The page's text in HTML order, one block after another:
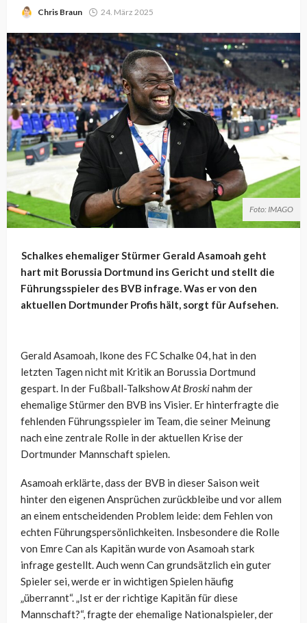
Chris Braun 24. März 2025
Foto: IMAGO
Schalkes ehemaliger Stürmer Gerald Asamoah geht
hart mit Borussia Dortmund ins Gericht und stellt die
Führungsspieler des BVB infrage. Was er von den
aktuellen Dortmunder Profis hält, sorgt für Aufsehen.
Gerald Asamoah, Ikone des FC Schalke 04, hat in den
letzten Tagen nicht mit Kritik an Borussia Dortmund
gespart. In der Fußball-TalkshowAt Broskinahm der
ehemalige Stürmer den BVB ins Visier. Er hinterfragte die
fehlenden Führungsspieler im Team, die seiner Meinung
nach eine zentrale Rolle in der aktuellen Krise der
Dortmunder Mannschaft spielen.
Asamoah erklärte, dass der BVB in dieser Saison weit
hinter den eigenen Ansprüchen zurückbleibe und vor allem
an einem entscheidenden Problem leide: dem Fehlen von
echten Führungspersönlichkeiten. Insbesondere die Rolle
von EmreCan als Kapitän wurde von Asamoah stark
infrage gestellt. Auch wenn Can grundsätzlich ein guter
Spieler sei, werde er in wichtigen Spielen häufig
„überrannt“. „Ist er der richtige Kapitän für diese
Mannschaft?“, fragteder ehemalige Nationalspieler, der